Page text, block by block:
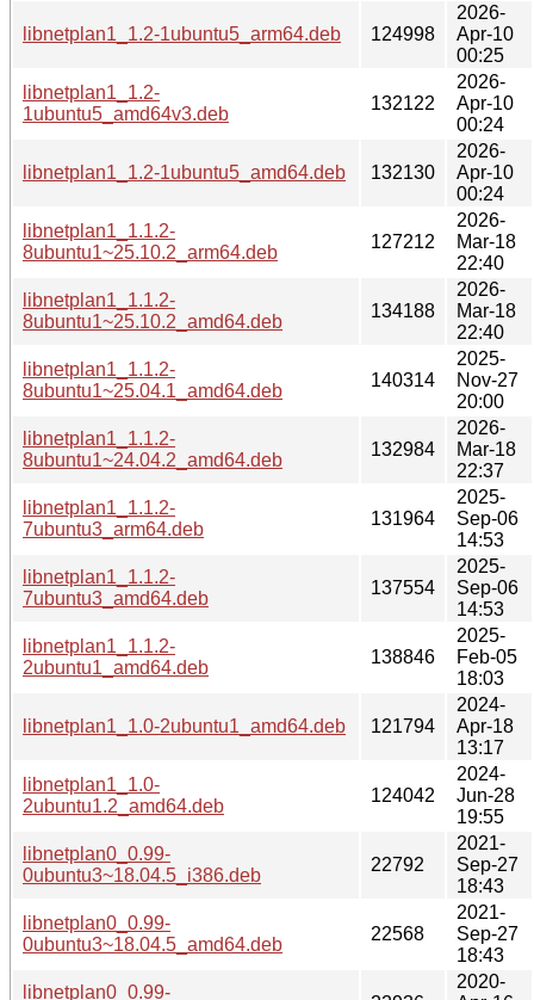
libnetplan1_1.2-1ubuntu5_arm64.deb 124998
2026-
Apr-10
00:25
libnetplan1_1.2-
1ubuntu5_amd64v3.deb
132122
2026-
Apr-10
00:24
libnetplan1_1.2-1ubuntu5_amd64.deb 132130
2026-
Apr-10
00:24
libnetplan1_1.1.2-
8ubuntu1~25.10.2_arm64.deb
127212
2026-
Mar-18
22:40
libnetplan1_1.1.2-
8ubuntu1~25.10.2_amd64.deb
134188
2026-
Mar-18
22:40
libnetplan1_1.1.2-
8ubuntu1~25.04.1_amd64.deb
140314
2025-
Nov-27
20:00
libnetplan1_1.1.2-
8ubuntu1~24.04.2_amd64.deb
132984
2026-
Mar-18
22:37
libnetplan1_1.1.2-
7ubuntu3_arm64.deb
131964
2025-
Sep-06
14:53
libnetplan1_1.1.2-
7ubuntu3_amd64.deb
137554
2025-
Sep-06
14:53
libnetplan1_1.1.2-
2ubuntu1_amd64.deb
138846
2025-
Feb-05
18:03
libnetplan1_1.0-2ubuntu1_amd64.deb 121794
2024-
Apr-18
13:17
libnetplan1_1.0-
2ubuntu1.2_amd64.deb
124042
2024-
Jun-28
19:55
libnetplan0_0.99-
0ubuntu3~18.04.5_i386.deb
22792
2021-
Sep-27
18:43
libnetplan0_0.99-
0ubuntu3~18.04.5_amd64.deb
22568
2021-
Sep-27
18:43
libnetplan0_0.99-
2020-